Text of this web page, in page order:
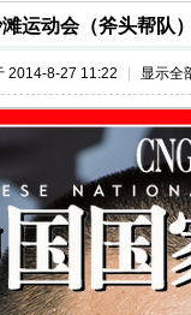
运动会（斧头帮队
2014-8-27 11:22 显示全